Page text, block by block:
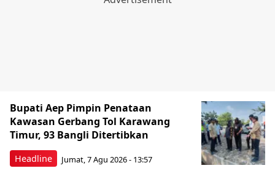
Headline
Bupati Aep Pimpin Penataan
Kawasan Gerbang Tol Karawang
Timur, 93 Bangli Ditertibkan
Jumat, 7 Agu 2026 - 13:57